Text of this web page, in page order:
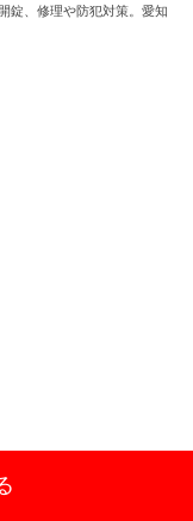
錠、修理や防犯対策。愛知